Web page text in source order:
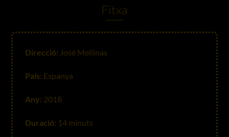
Fitxa
Direcció: José Mellinas
País: Espanya
Any: 2018
Duració: 14 minuts